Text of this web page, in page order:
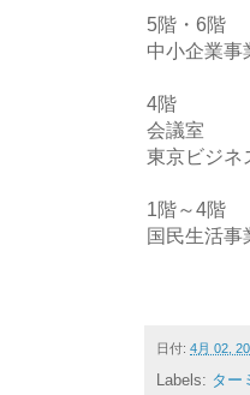
5階・6階
中小企業事
4階
会議室
東京ビジネ
1階～4階
国民生活事
日付: 4月 02,
Labels: ター